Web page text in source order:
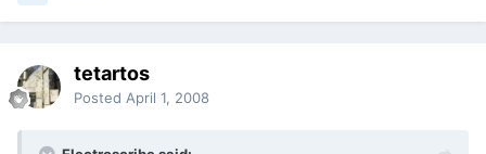
tetartos
Posted April 1, 2008